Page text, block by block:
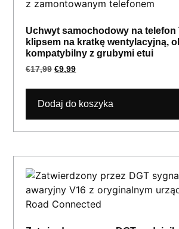
Uchwyt samochodowy na telefon
klipsem na kratkę wentylacyjną,
kompatybilny z grubymi etui
€17,99 €9,99
Dodaj do koszyka